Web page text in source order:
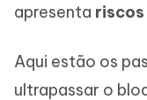
apresenta
Aqui estão os
ultrapassar o